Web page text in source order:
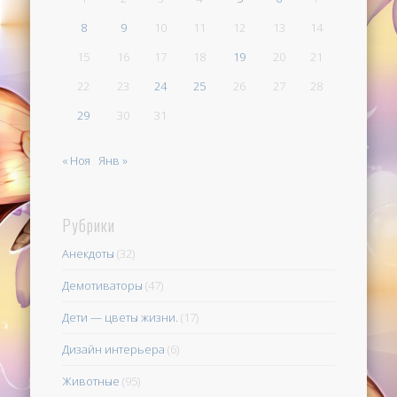
8
9 10 11 12 13
14
15
16 17 18 19 20
21
22
23 24 25 26 27
28
29
30 31
« Ноя Янв »
Рубрики
Анекдоты (32)
Демотиваторы (47)
Дети — цветы жизни. (17)
Дизайн интерьера (6)
Животные (95)